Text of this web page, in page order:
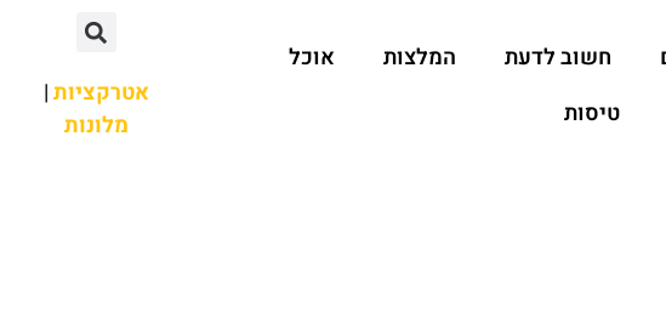
חשוב לדעת המלצות
אוכל
טיסות
אטרקציות|
מלונות